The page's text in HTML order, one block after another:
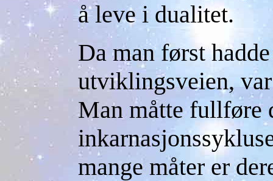
å leve i dualitet.
Da man først
utviklingsveien,
Man måtte fullføre
mange måter er